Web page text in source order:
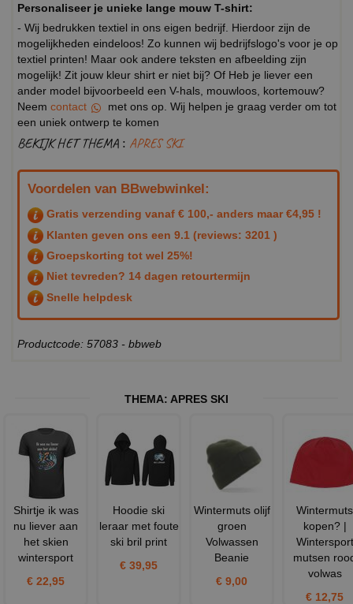
Personaliseer je unieke lange mouw T-shirt:
- Wij bedrukken textiel in ons eigen bedrijf. Hierdoor zijn de
mogelijkheden eindeloos! Zo kunnen wij bedrijfslogo's voor je op
textiel printen! Maar ook andere teksten en afbeelding zijn
mogelijk! Zit jouw kleur shirt er niet bij? Of Heb je liever een
ander model bijvoorbeeld een V-hals, mouwloos, kortemouw?
Neem contact
met ons op. Wij helpen je graag verder om tot
een uniek ontwerp te komen
BEKIJK HET THEMA : APRES SKI
Voordelen van BBwebwinkel:
Gratis verzending vanaf € 100,- anders maar €4,95 !
Klanten geven ons een 9.1 (reviews: 3201 )
Groepskorting tot wel 25%!
Niet tevreden? 14 dagen retourtermijn
Snelle helpdesk
Productcode: 57083 - bbweb
THEMA: APRES SKI
Shirtje ik was
nu liever aan
het skien
wintersport
€ 22,95
Hoodie ski
leraar met foute
ski bril print
€ 39,95
Wintermuts olijf
groen
Volwassen
Beanie
€ 9,00
Wintermuts
kopen? |
Wintersport
mutsen
volwas
€ 12,75